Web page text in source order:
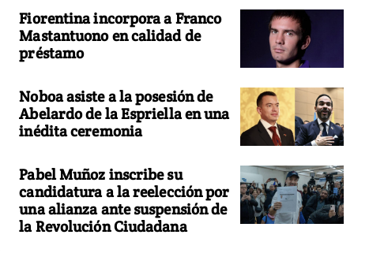
Fiorentina incorpora a Franco
Mastantuono en calidad de
préstamo
Noboa asiste a la posesión de
Abelardo de la Espriella en una
inédita ceremonia
Pabel Muñoz inscribe su
candidatura a la reelección por
una alianza ante suspensión de
la Revolución Ciudadana